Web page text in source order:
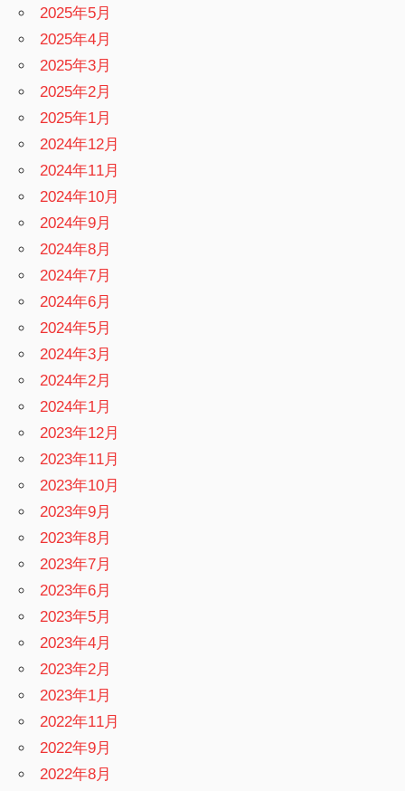
2025年5月
2025年4月
2025年3月
2025年2月
2025年1月
2024年12月
2024年11月
2024年10月
2024年9月
2024年8月
2024年7月
2024年6月
2024年5月
2024年3月
2024年2月
2024年1月
2023年12月
2023年11月
2023年10月
2023年9月
2023年8月
2023年7月
2023年6月
2023年5月
2023年4月
2023年2月
2023年1月
2022年11月
2022年9月
2022年8月